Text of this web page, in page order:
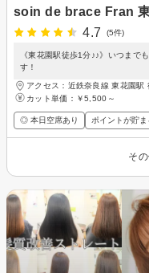
soin de brace Fran
4.7
(5件)
《東花園駅徒歩1分♪♪》いつま
す！
アクセス：近鉄奈良線 東花園駅
カット単価： ￥5,500～
◎ 本日空席あり ポイントが貯
そ